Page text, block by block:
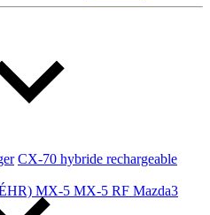
CX-70 hybride rechargeable
MX-5 MX-5 RF Mazda3